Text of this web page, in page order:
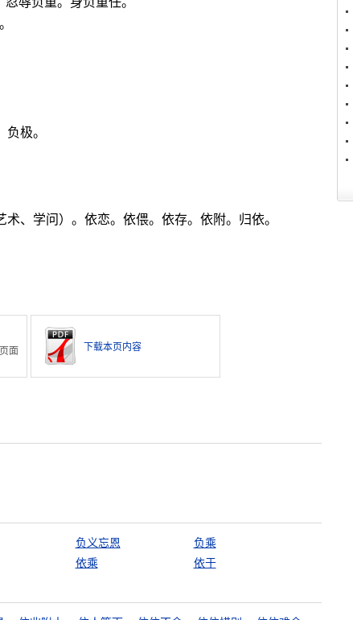
极。
、学问）。依恋。依偎。依存。依附。归依。
面
下载本页内容
负义忘恩
负乘
依乘 依于